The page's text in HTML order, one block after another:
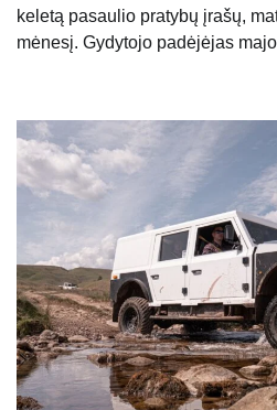
keletą pasaulio pratybų įrašų,
mėnesį. Gydytojo padėjėjas